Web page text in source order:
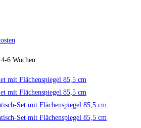
6 Wochen